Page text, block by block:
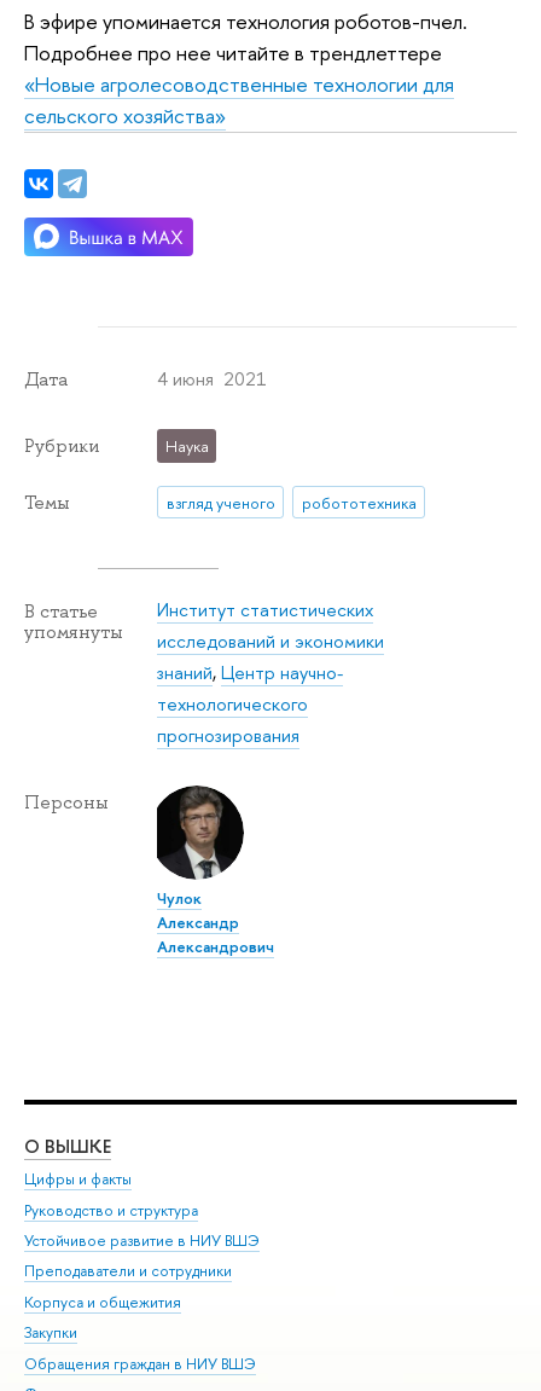
В эфире упоминается технология роботов-пчел.
Подробнее про нее читайте в трендлеттере
«Новые агролесоводственные технологии для
сельского хозяйства»
Дата 4 июня 2021
Рубрики Наука
Темы взгляд ученого робототехника
В статье
упомянуты
Институт статистических
исследований и экономики
знаний,Центр научно-
технологического
прогнозирования
Персоны
Чулок
Александр
Александрович
О ВЫШКЕ
Цифры и факты
Руководство и структура
Устойчивое развитие в НИУ ВШЭ
Преподаватели и сотрудники
Корпуса и общежития
Закупки
Обращения граждан в НИУ ВШЭ